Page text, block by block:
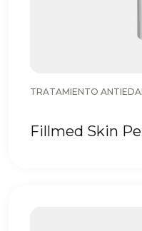
TRATAMIENTO
Fillmed Skin